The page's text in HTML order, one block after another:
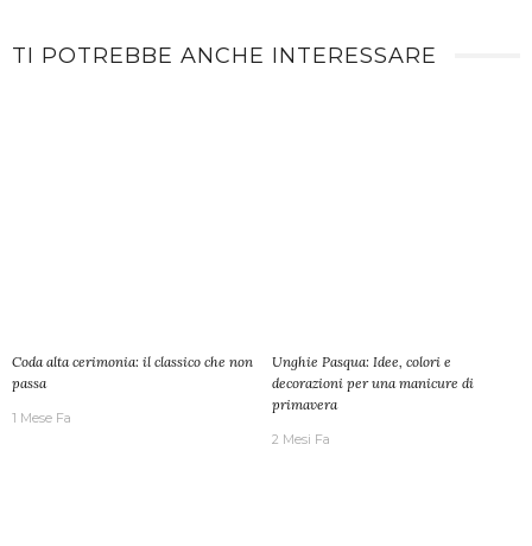
TI POTREBBE ANCHE INTERESSARE
Coda alta cerimonia: il classico che non
passa
1 Mese Fa
Unghie Pasqua: Idee, colori e
decorazioni per una manicure di
primavera
2 Mesi Fa